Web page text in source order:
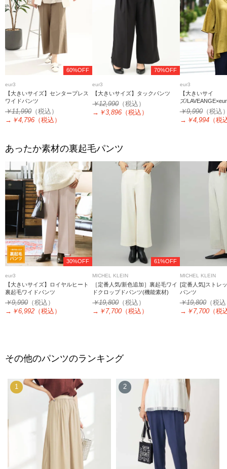
60%OFF
eur3
【大きいサイズ】センタープレス
ワイドパンツ
￥11,990 （税込）
→ ￥4,796 （税込）
70%OFF
eur3
【大きいサイズ】タックパンツ
￥12,990（税込）
→ ￥3,896 （税込）
eur3
【大きいサイ
ズ/
アチュニック
￥9,990（税込
→ ￥4,994（税
あったか素材の裏起毛パンツ
30%OFF
eur3
【大きいサイズ】ロイヤルヒート
裏起毛ワイドパンツ
￥9,990 （税込）
→ ￥6,992 （税込）
61%OFF
MICHEL KLEIN
［定番人気/新色追加］裏起毛ワイ
ドクロップドパンツ(機能素材)
￥19,800（税込）
→ ￥7,700 （税込）
MICHEL KLEIN
[定番人気]ストレ
パンツ
￥19,800（税
→ ￥7,700（税
その他のパンツのランキング
1 2